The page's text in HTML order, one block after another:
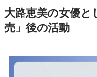
大路恵美の女優と
売」後の活動